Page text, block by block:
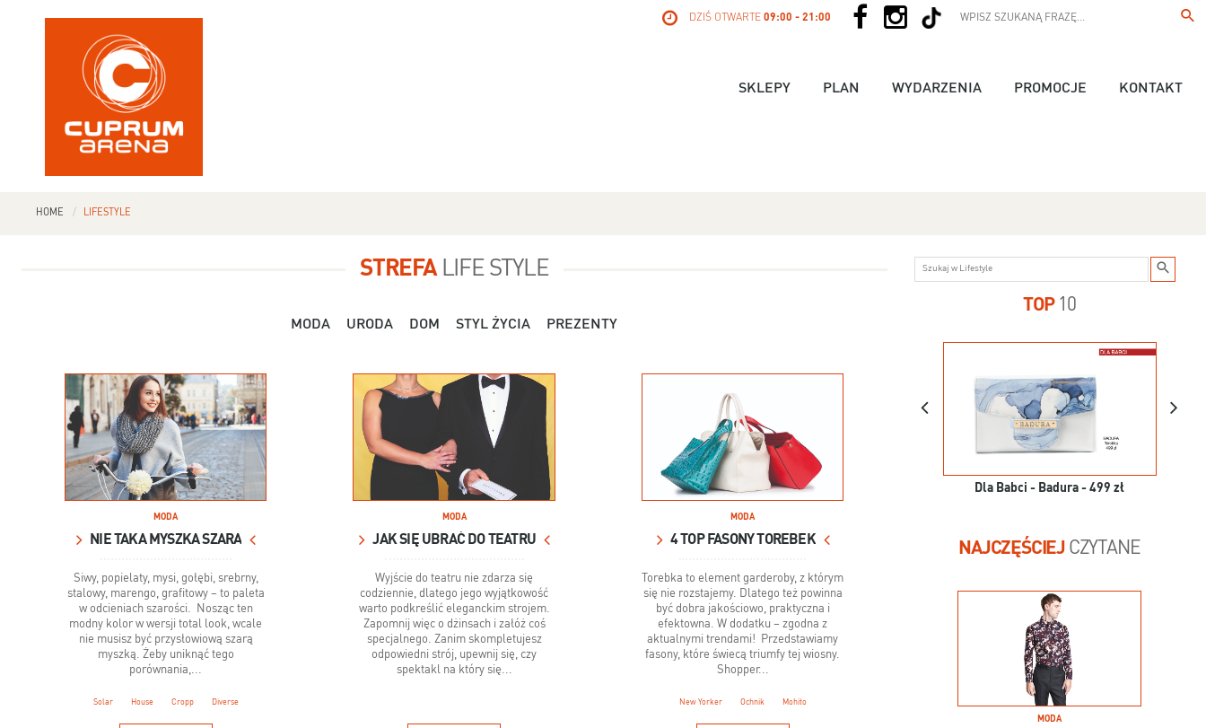
DZIŚ OTWARTE 09:00 - 21:00
SKLEPY PLAN WYDARZENIA PROMOCJE KONTAKT
HOME LIFESTYLE
STREFALIFE STYLE
MODA URODA DOM STYL ŻYCIA PREZENTY
MODA
NIE TAKA MYSZKA SZARA
Siwy, popielaty, mysi, gołębi, srebrny,
stalowy, marengo, grafitowy – to paleta
w odcieniach szarości. Nosząc ten
modny kolor w wersji total look, wcale
nie musisz być przysłowiową szarą
myszką. Żeby uniknąć tego
porównania,...
Solar House Cropp Diverse
MODA
JAK SIĘ UBRAĆ DO TEATRU
Wyjście do teatru nie zdarza się
codziennie, dlatego jego wyjątkowość
warto podkreślić eleganckim strojem.
Zapomnij więc o dżinsach i załóż coś
specjalnego. Zanim skompletujesz
odpowiedni strój, upewnij się, czy
spektakl na który się...
MODA
4 TOP FASONY TOREBEK
Torebka to element garderoby, z którym
się nie rozstajemy. Dlatego też powinna
być dobra jakościowo, praktyczna i
efektowna. W dodatku – zgodna z
aktualnymi trendami! Przedstawiamy
fasony, które świecą triumfy tej wiosny.
Shopper...
New Yorker Ochnik Mohito
TOP10
Dla Babci - Badura - 499 zł
NAJCZĘŚCIEJCZYTANE
MODA